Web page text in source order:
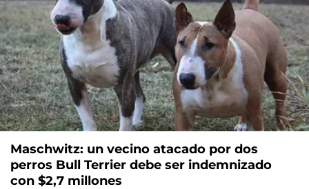
Maschwitz: un vecino atacado por dos
perros Bull Terrier debe ser indemnizado
con $2,7 millones